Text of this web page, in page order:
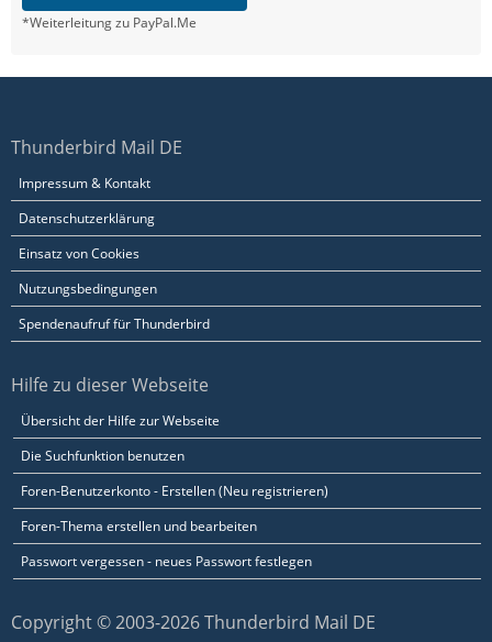
*Weiterleitung zu PayPal.Me
Thunderbird Mail DE
Impressum & Kontakt
Datenschutzerklärung
Einsatz von Cookies
Nutzungsbedingungen
Spendenaufruf für Thunderbird
Hilfe zu dieser Webseite
Übersicht der Hilfe zur Webseite
Die Suchfunktion benutzen
Foren-Benutzerkonto - Erstellen (Neu registrieren)
Foren-Thema erstellen und bearbeiten
Passwort vergessen - neues Passwort festlegen
Copyright © 2003-2026 Thunderbird Mail DE